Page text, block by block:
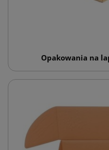
Opakowania na